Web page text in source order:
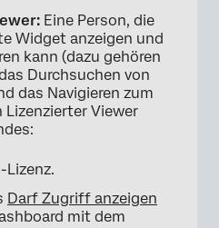
Eine Person, die
Widget anzeigen und
kann (dazu gehören
Durchsuchen von
das Navigieren zum
Lizenzierter Viewer
Lizenz.
Darf Zugriff anzeigen
mit dem